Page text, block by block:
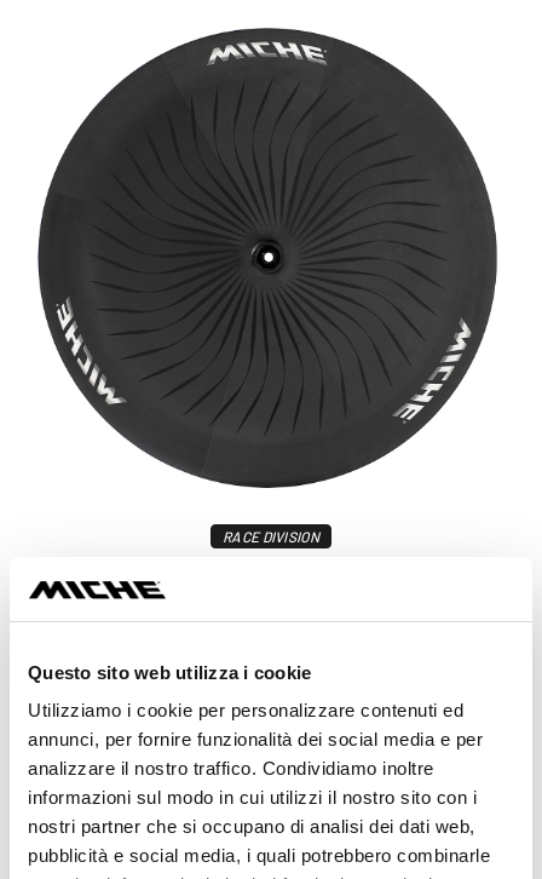
Questo sito web utilizza i cookie
Utilizziamo i cookie per personalizzare contenuti ed
annunci, per fornire funzionalità dei social media e per
analizzare il nostro traffico. Condividiamo inoltre
informazioni sul modo in cui utilizzi il nostro sito con i
nostri partner che si occupano di analisi dei dati web,
pubblicità e social media, i quali potrebbero combinarle
RACE DIVISION